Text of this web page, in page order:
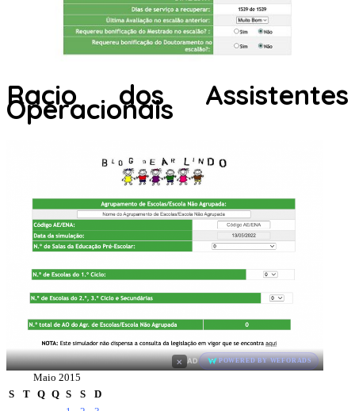
Racio dos Assistentes
Operacionais
× AD POWERED BY WEFORADS
Maio 2015
S
T Q Q S S
D